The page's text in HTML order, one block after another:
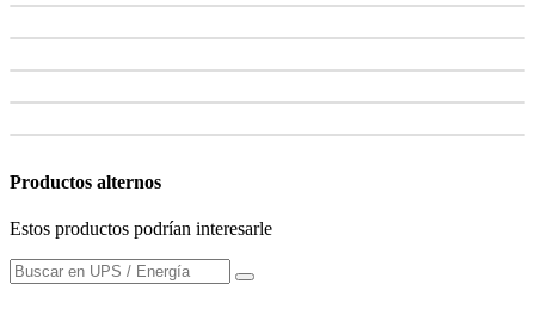
Productos alternos
Estos productos podrían interesarle